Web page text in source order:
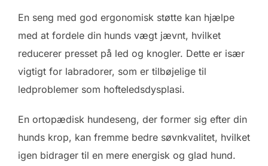
En seng med god ergonomisk støtte kan hjælpe
med at fordele din hunds vægt jævnt, hvilket
reducerer presset på led og knogler. Dette er især
vigtigt for labradorer, som er tilbøjelige til
ledproblemer som hofteledsdysplasi.
En ortopædisk hundeseng, der former sig efter din
hunds krop, kan fremme bedre søvnkvalitet, hvilket
igen bidrager til en mere energisk og glad hund.